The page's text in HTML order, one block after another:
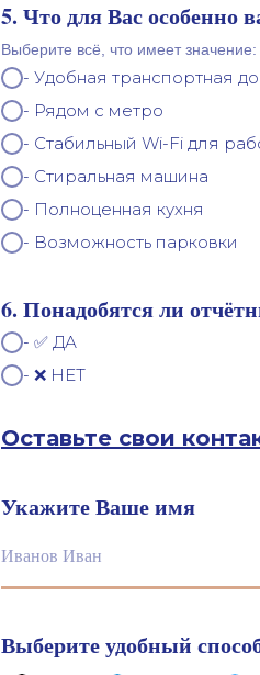
5. Что для Вас особенно
Выберите всё, что имеет значение:
- Удобная транспортная
- Рядом с метро
- Стабильный Wi-Fi для
- Стиральная машина
- Полноценная кухня
- Возможность парковки
6. Понадобятся ли
- ✅ ДА
- ❌ НЕТ
Оставьте свои
Укажите Ваше имя
Выберите удобный